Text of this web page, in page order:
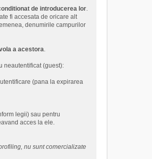
de introducerea lor.
fi accesata de oricare alt
denumirile campurilor
a acestora.
neautentificat (guest):
(pana la expirarea
legii) sau pentru
acces la ele.
nu sunt comercializate